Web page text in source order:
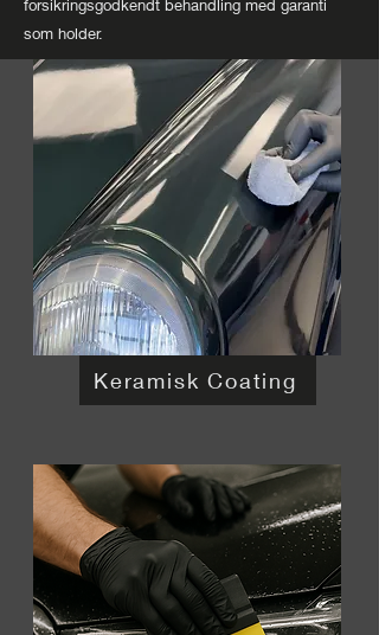
forsikringsgodkendt behandling med garanti
som holder.
Keramisk Coating